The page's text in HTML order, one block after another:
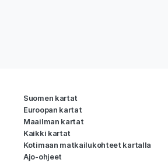
Suomen kartat
Euroopan kartat
Maailman kartat
Kaikki kartat
Kotimaan matkailukohteet kartalla
Ajo-ohjeet